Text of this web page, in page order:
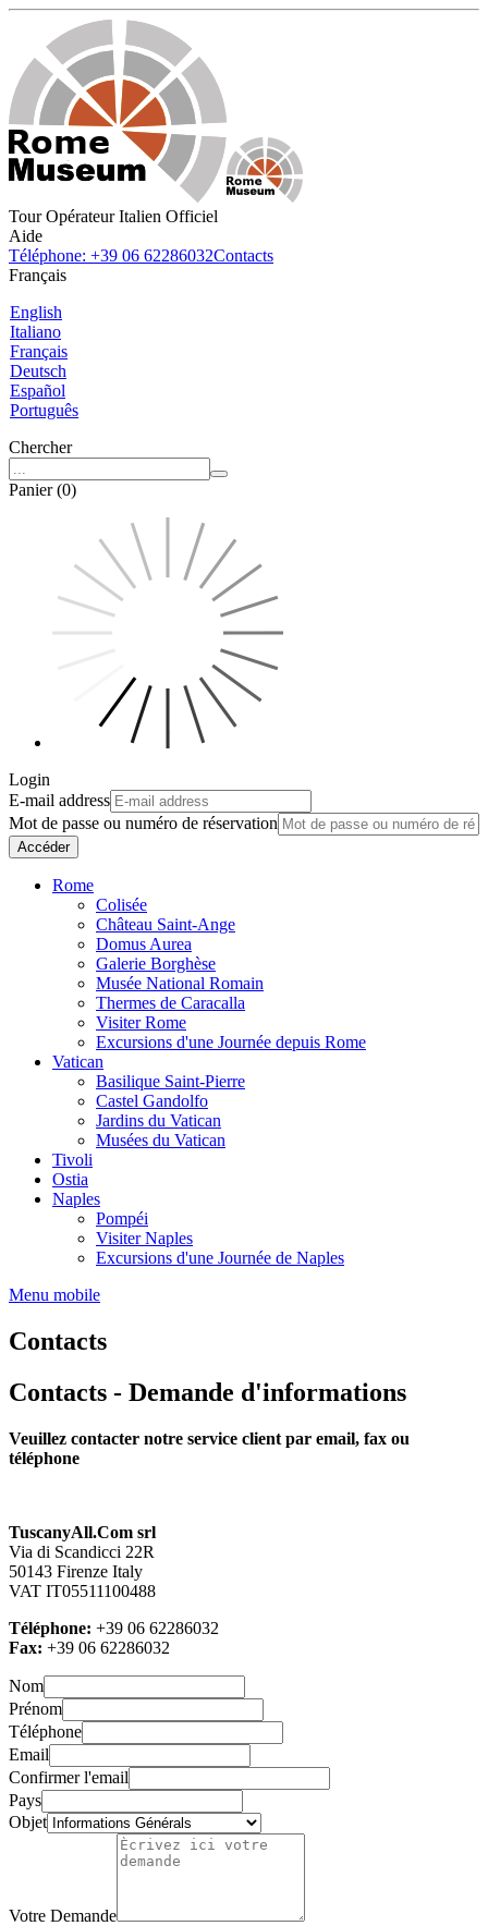
Tour Opérateur Italien Officiel
Aide
Téléphone: +39 06 62286032Contacts
Français
English
Italiano
Français
Deutsch
Español
Português
Chercher
Panier (0)
Login
E-mail address
Mot de passe ou numéro de réservation
Accéder
Rome
Colisée
Château Saint-Ange
Domus Aurea
Galerie Borghèse
Musée National Romain
Thermes de Caracalla
Visiter Rome
Excursions d'une Journée depuis Rome
Vatican
Basilique Saint-Pierre
Castel Gandolfo
Jardins du Vatican
Musées du Vatican
Tivoli
Ostia
Naples
Pompéi
Visiter Naples
Excursions d'une Journée de Naples
Menu mobile
Contacts
Contacts - Demande d'informations
Veuillez contacter notre service client par email, fax ou
téléphone
TuscanyAll.Com srl
Via di Scandicci 22R
50143 Firenze Italy
VAT IT05511100488
Téléphone: +39 06 62286032
Fax: +39 06 62286032
Nom
Prénom
Téléphone
Email
Confirmer l'email
Pays
Objet
Votre Demande